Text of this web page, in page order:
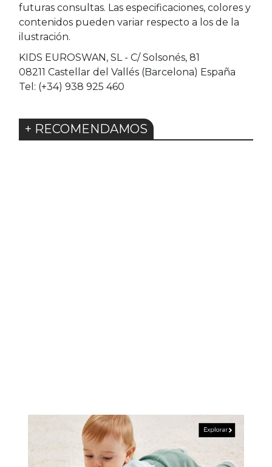
futuras consultas. Las especificaciones, colores y
contenidos pueden variar respecto a los de la
ilustración.
KIDS EUROSWAN, SL - C/ Solsonés, 81
08211 Castellar del Vallés (Barcelona) España
Tel: (+34) 938 925 460
+ RECOMENDAMOS